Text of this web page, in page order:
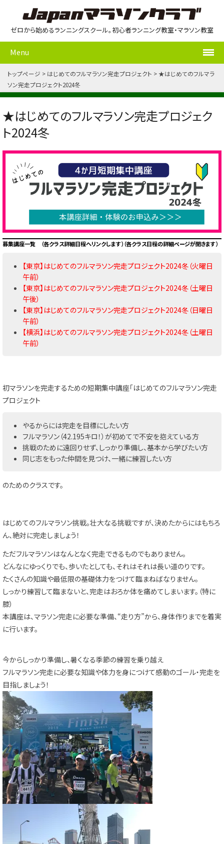
ゼロから始めるランニングスクール。初心者ランニング教室・マラソン教室
Menu
トップページ はじめてのフルマラソン完走プロジェクト
★はじめてのフルマラ
ソン完走プロジェクト2024冬
★はじめてのフルマラソン完走プロジェク
ト2024冬
募集講座一覧 （各クラス詳細日程へリンクします）（各クラス日程の詳細ページが開きます）
【東京】はじめてのフルマラソン完走プロジェクト2024冬（火曜日
午前）
【東京】はじめてのフルマラソン完走プロジェクト2024冬（土曜日
午後）
【東京】はじめてのフルマラソン完走プロジェクト2024冬（日曜日
午前）
【横浜】はじめてのフルマラソン完走プロジェクト2024冬（土曜日
午前）
初マラソンを完走するための短期集中講座「はじめてのフルマラソン完走
プロジェクト
やるからには完走を目標にしたい方
フルマラソン（42.195キロ！）が初めてで不安を抱えている方
挑戦のために遠回りせず、しっかり準備し、基本から学びたい方
同じ志をもった仲間を見つけ、一緒に練習したい方
のためのクラスです。
はじめてのフルマラソン挑戦。壮大なる挑戦ですが、決めたからにはもちろ
ん、絶対に完走しましょう！
ただフルマラソンはなんとなく完走できるものでもありません。
どんなにゆっくりでも、歩いたとしても、それはそれは長い道のりです。
たくさんの知識や最低限の基礎体力をつけて臨まねばなりません。
しっかり練習して臨まないと、完走はおろか体を痛めてしまいます。（特に
膝）
本講座は、マラソン完走に必要な準備、“走り方”から、身体作りまでを着実
に行います。
今からしっかり準備し、暑くなる季節の練習を乗り越え
フルマラソン完走に必要な知識や体力を身につけて感動のゴール・完走を
目指しましょう！